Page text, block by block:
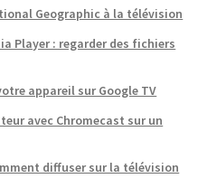
Geographic à la télévision
Player : regarder des fichiers
appareil sur Google TV
avec Chromecast sur un
diffuser sur la télévision